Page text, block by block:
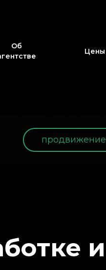
Об
Цены
и
продвижение